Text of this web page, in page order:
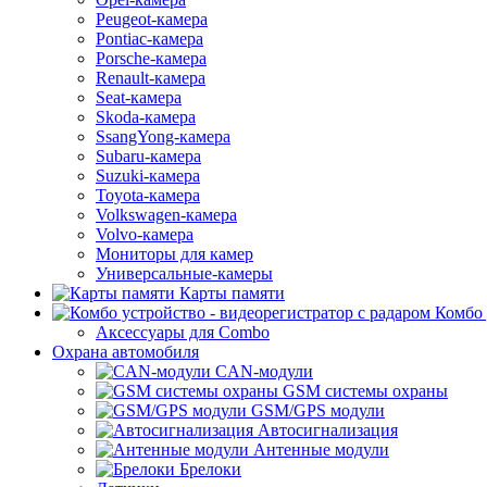
Peugeot-камера
Pontiac-камера
Porsche-камера
Renault-камера
Seat-камера
Skoda-камера
SsangYong-камера
Subaru-камера
Suzuki-камера
Toyota-камера
Volkswagen-камера
Volvo-камера
Мониторы для камер
Универсальные-камеры
Карты памяти
Комбо
Аксессуары для Combo
Охрана автомобиля
CAN-модули
GSM системы охраны
GSM/GPS модули
Автосигнализация
Антенные модули
Брелоки